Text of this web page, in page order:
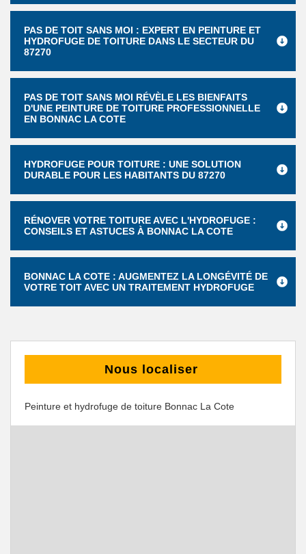
PAS DE TOIT SANS MOI : EXPERT EN PEINTURE ET
HYDROFUGE DE TOITURE DANS LE SECTEUR DU
87270
PAS DE TOIT SANS MOI RÉVÈLE LES BIENFAITS
D'UNE PEINTURE DE TOITURE PROFESSIONNELLE
EN BONNAC LA COTE
HYDROFUGE POUR TOITURE : UNE SOLUTION
DURABLE POUR LES HABITANTS DU 87270
RÉNOVER VOTRE TOITURE AVEC L'HYDROFUGE :
CONSEILS ET ASTUCES À BONNAC LA COTE
BONNAC LA COTE : AUGMENTEZ LA LONGÉVITÉ DE
VOTRE TOIT AVEC UN TRAITEMENT HYDROFUGE
Nous localiser
Peinture et hydrofuge de toiture Bonnac La Cote